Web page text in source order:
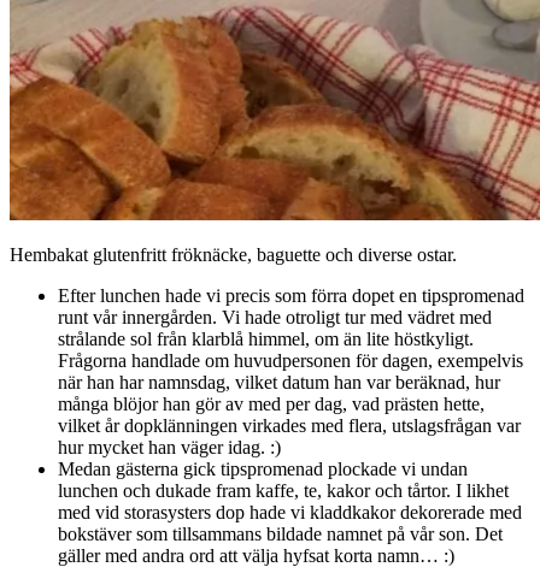
Hembakat glutenfritt fröknäcke, baguette och diverse ostar.
Efter lunchen hade vi precis som förra dopet en tipspromenad
runt vår innergården. Vi hade otroligt tur med vädret med
strålande sol från klarblå himmel, om än lite höstkyligt.
Frågorna handlade om huvudpersonen för dagen, exempelvis
när han har namnsdag, vilket datum han var beräknad, hur
många blöjor han gör av med per dag, vad prästen hette,
vilket år dopklänningen virkades med flera, utslagsfrågan var
hur mycket han väger idag. :)
Medan gästerna gick tipspromenad plockade vi undan
lunchen och dukade fram kaffe, te, kakor och tårtor. I likhet
med vid storasysters dop hade vi kladdkakor dekorerade med
bokstäver som tillsammans bildade namnet på vår son. Det
gäller med andra ord att välja hyfsat korta namn… :)